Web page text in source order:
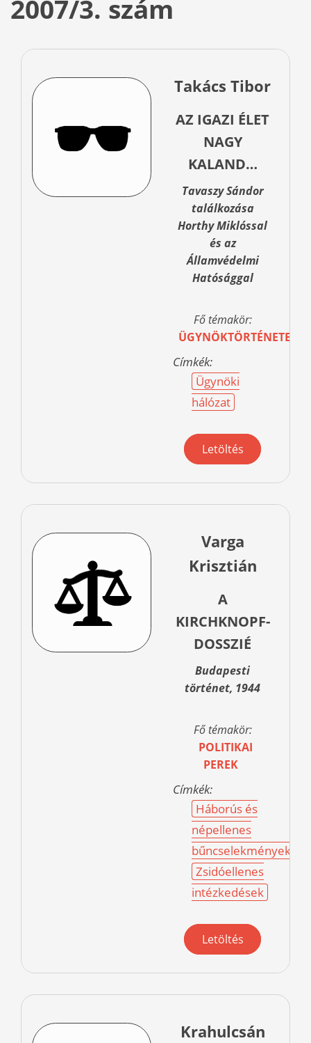
2007/3. szám
Takács Tibor
AZ IGAZI ÉLET
NAGY
KALAND…
Tavaszy Sándor
találkozása
Horthy Miklóssal
és az
Államvédelmi
Hatósággal
Fő témakör:
ÜGYNÖKTÖRTÉNETEK
Címkék:
Ügynöki
hálózat
Letöltés
Varga
Krisztián
A
KIRCHKNOPF-
DOSSZIÉ
Budapesti
történet, 1944
Fő témakör:
POLITIKAI
PEREK
Címkék:
Háborús és
népellenes
bűncselekmények
Zsidóellenes
intézkedések
Letöltés
Krahulcsán